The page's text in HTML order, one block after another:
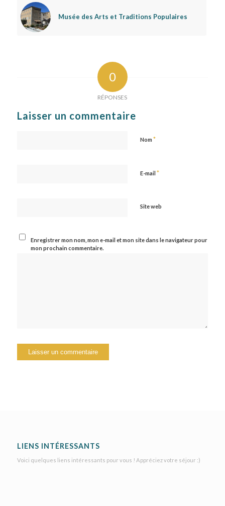
Musée des Arts et Traditions Populaires
0
RÉPONSES
Laisser un commentaire
Nom *
E-mail *
Site web
Enregistrer mon nom, mon e-mail et mon site dans le navigateur pour
mon prochain commentaire.
LIENS INTÉRESSANTS
Voici quelques liens intéressants pour vous ! Appréciez votre séjour :)